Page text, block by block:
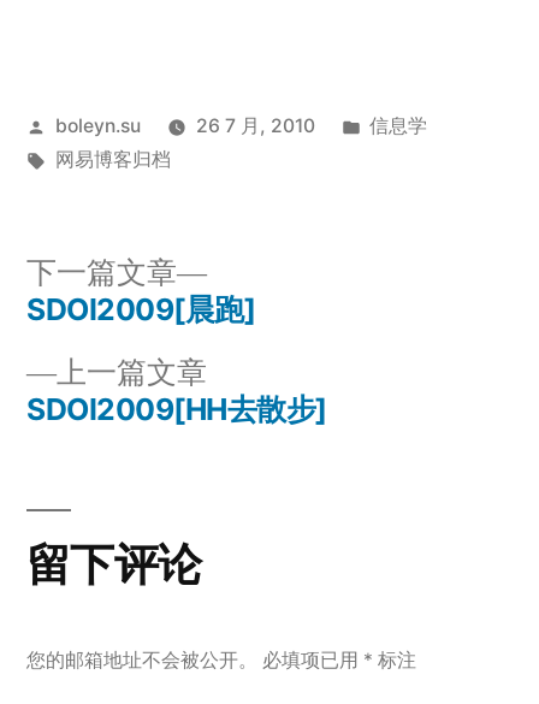
发
布
boleyn.su 26 7 月, 2010
发
信息学
标
网易博客归档
文
章
航
上一篇文章
一
SDOI2009[HH去散步]
下一篇文章
下
一
章：
SDOI2009[晨跑]
留下评论
您的邮箱地址不会被公开。 必填项已用 * 标注